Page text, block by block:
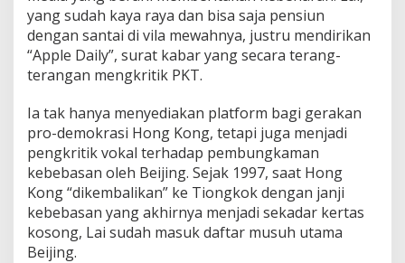
yang sudah kaya raya dan bisa saja pensiun
dengan santai di vila mewahnya, justru mendirikan
“Apple Daily”, surat kabar yang secara terang-
terangan mengkritik PKT.
Ia tak hanya menyediakan platform bagi gerakan
pro-demokrasi Hong Kong, tetapi juga menjadi
pengkritik vokal terhadap pembungkaman
kebebasan oleh Beijing. Sejak 1997, saat Hong
Kong “dikembalikan” ke Tiongkok dengan janji
kebebasan yang akhirnya menjadi sekadar kertas
kosong, Lai sudah masuk daftar musuh utama
Beijing.